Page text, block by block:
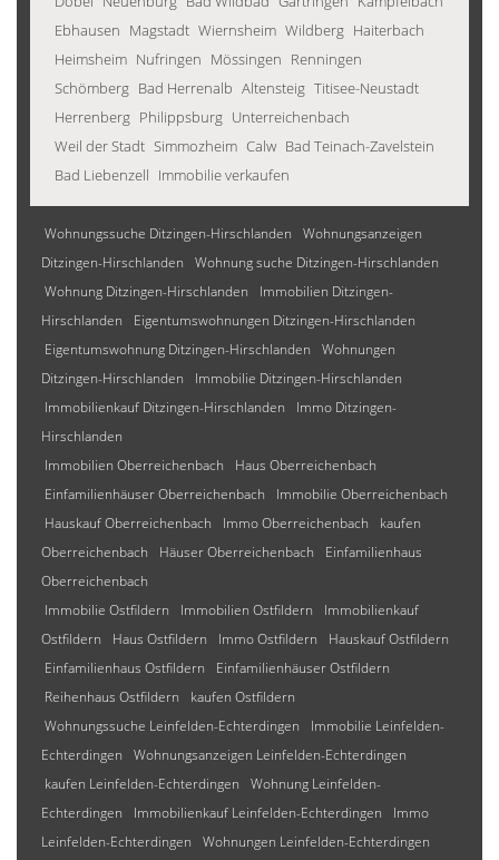
Ebhausen Magstadt Wiernsheim Wildberg Haiterbach
Heimsheim Nufringen Mössingen Renningen
Schömberg Bad Herrenalb Altensteig Titisee-Neustadt
Herrenberg Philippsburg Unterreichenbach
Weil der Stadt Simmozheim Calw Bad Teinach-Zavelstein
Bad Liebenzell Immobilie verkaufen
Wohnungssuche Ditzingen-Hirschlanden
Wohnungsanzeigen
Ditzingen-Hirschlanden
Wohnung suche Ditzingen-Hirschlanden
Wohnung Ditzingen-Hirschlanden
Immobilien Ditzingen-
Hirschlanden
Eigentumswohnungen Ditzingen-Hirschlanden
Eigentumswohnung Ditzingen-Hirschlanden
Wohnungen
Ditzingen-Hirschlanden
Immobilie Ditzingen-Hirschlanden
Immobilienkauf Ditzingen-Hirschlanden
Immo Ditzingen-
Hirschlanden
Immobilien Oberreichenbach
Haus Oberreichenbach
Einfamilienhäuser Oberreichenbach
Immobilie Oberreichenbach
Hauskauf Oberreichenbach
Immo Oberreichenbach
kaufen
Oberreichenbach
Häuser Oberreichenbach
Einfamilienhaus
Oberreichenbach
Immobilie Ostfildern
Immobilien Ostfildern
Immobilienkauf
Ostfildern
Haus Ostfildern Immo Ostfildern
Hauskauf Ostfildern
Einfamilienhaus Ostfildern
Einfamilienhäuser Ostfildern
Reihenhaus Ostfildern
kaufen Ostfildern
Wohnungssuche Leinfelden-Echterdingen
Immobilie Leinfelden-
Echterdingen
Wohnungsanzeigen Leinfelden-Echterdingen
kaufen Leinfelden-Echterdingen
Wohnung Leinfelden-
Echterdingen
Immobilienkauf Leinfelden-Echterdingen
Immo
Leinfelden-Echterdingen
Wohnungen Leinfelden-Echterdingen